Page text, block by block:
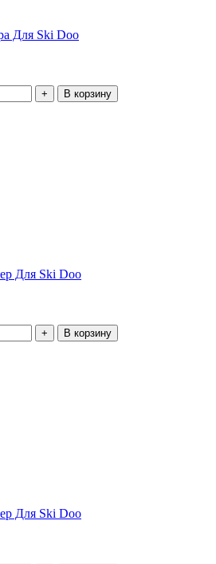
Для Ski Doo
В корзину
Для Ski Doo
В корзину
Для Ski Doo